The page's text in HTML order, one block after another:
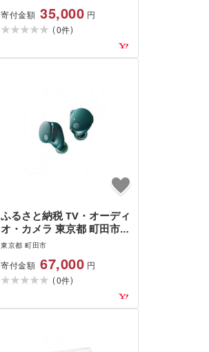
WS330BT BL(ブルー) BL(ブ
ルー)
寄付金額 35,000 円
(0件)
ふるさと納税 TV・オーディ
オ・カメラ 東京都 町田市
オーディオテクニカ 完全ワ
CKS50TW2 GR(グリーン)
GR(グリーン)
東京都 町田市
寄付金額 67,000 円
(0件)